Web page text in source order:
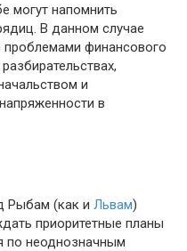
могут напомнить
В данном случае
финансового
и
в
Рыбам (как и Львам)
приоритетные планы
по неоднозначным